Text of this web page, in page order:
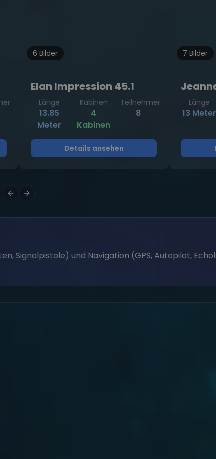
6 Bilder
Elan Impression 45.1
Länge
13.85
Meter
Kabinen
4
Kabinen
Teilnehmer
8
Details ansehen
7 Bilder
Länge
13 Meter
Signalpistole) und Navigation (GPS, Autopilot,